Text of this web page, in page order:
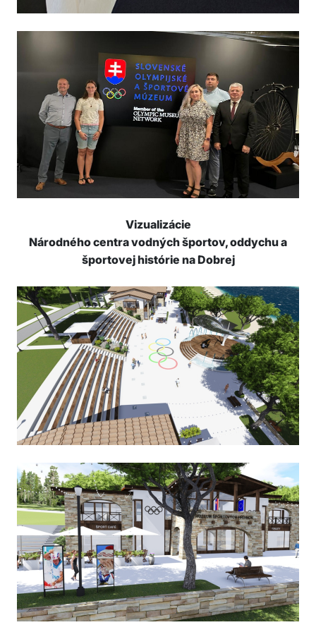
Vizualizácie
Národného centra vodných športov, oddychu a
športovej histórie na Dobrej